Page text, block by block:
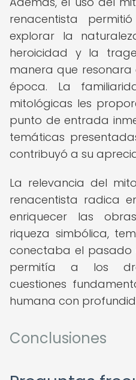
renacentista
explorar la
heroicidad y la
manera que
época. La
mitológicas les
punto de entrada
temáticas
contribuyó a su
La relevancia del
renacentista radica
enriquecer las
riqueza simbólica,
conectaba el pasado
permitía a los
cuestiones
humana con
Conclusiones